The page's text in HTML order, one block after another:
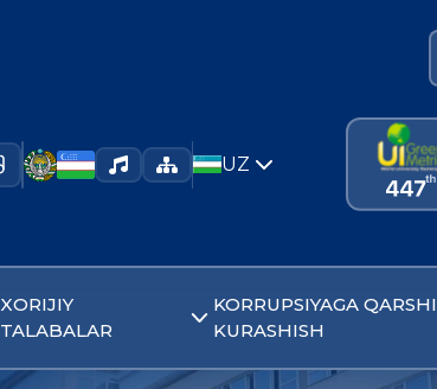
UZ
XORIJIY
TALABALAR
KORRUPSIYAGA QARSHI
KURASHISH